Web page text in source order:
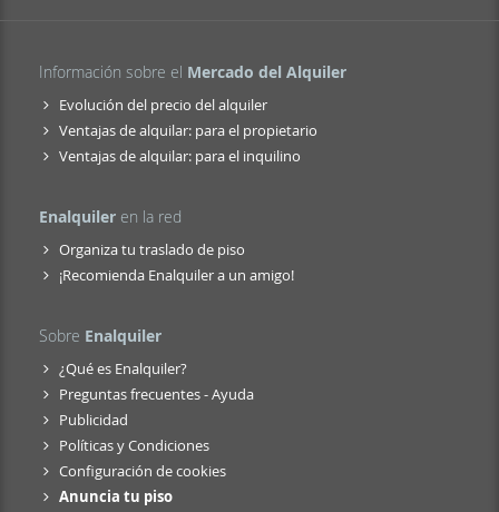
Información sobre el Mercado del Alquiler
Evolución del precio del alquiler
Ventajas de alquilar: para el propietario
Ventajas de alquilar: para el inquilino
Enalquiler en la red
Organiza tu traslado de piso
¡Recomienda Enalquiler a un amigo!
Sobre Enalquiler
¿Qué es Enalquiler?
Preguntas frecuentes - Ayuda
Publicidad
Políticas y Condiciones
Configuración de cookies
Anuncia tu piso